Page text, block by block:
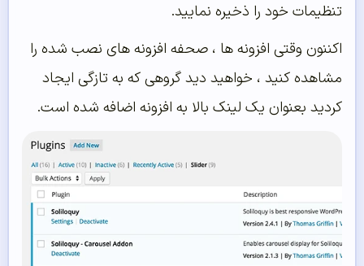
تنظیمات خود را ذخیره نمایید.
اکننون وقتی افزونه ها ، صحفه افزونه های نصب شده را
مشاهده کنید ، خواهید دید گروهی که به تازگی ایجاد
کردید بعنوان یک لینک بالا به افزونه اضافه شده است.